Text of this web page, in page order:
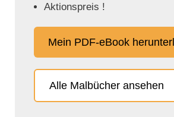
Aktionspreis !
Mein PDF-eBook
Alle Malbücher ansehen